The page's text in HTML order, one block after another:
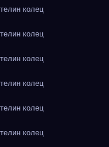
колец
колец
колец
колец
колец
колец